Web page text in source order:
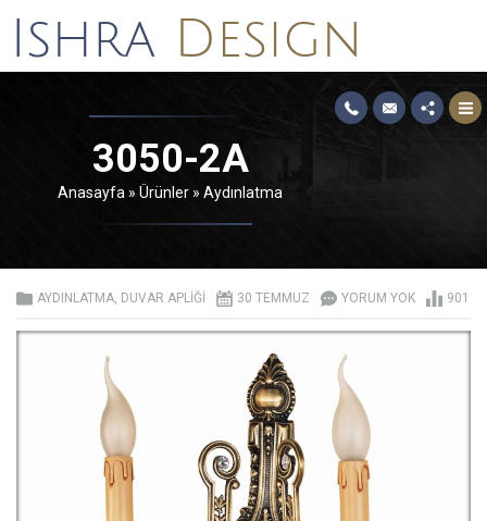
3050-2A
Anasayfa » Ürünler » Aydınlatma
AYDINLATMA, DUVAR APLIĞI 30 TEMMUZ YORUM YOK 901